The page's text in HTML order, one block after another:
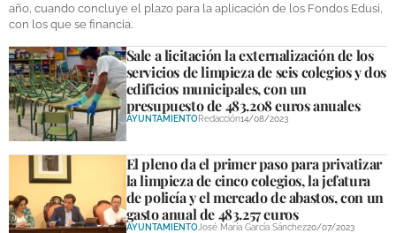
año, cuando concluye el plazo para la aplicación de los Fondos Edusi,
con los que se financia.
Sale a licitación la externalización de los
servicios de limpieza de seis colegios y dos
edificios municipales, con un
presupuesto de 483.208 euros anuales
AYUNTAMIENTORedacción14/08/2023
El pleno da el primer paso para privatizar
la limpieza de cinco colegios, la jefatura
de policía y el mercado de abastos, con un
gasto anual de 483.257 euros
AYUNTAMIENTO José María García Sánchez20/07/2023